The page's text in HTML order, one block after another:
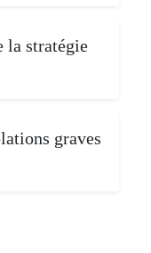
la stratégie
graves